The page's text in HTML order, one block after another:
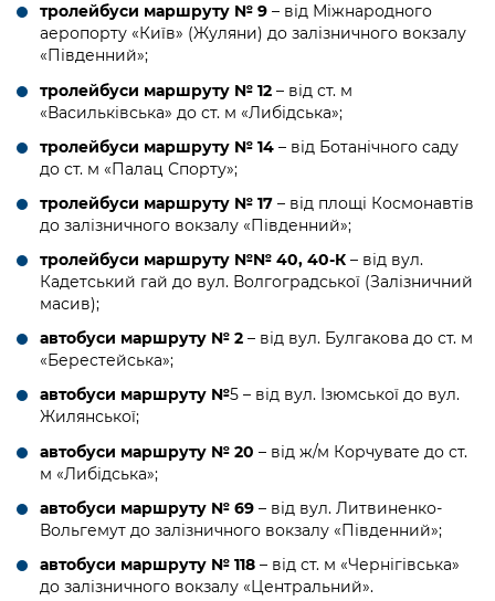
тролейбуси маршруту № 9 – від Міжнародного
аеропорту «Київ» (Жуляни) до залізничного вокзалу
«Південний»;
тролейбуси маршруту № 12 – від ст. м
«Васильківська» до ст. м «Либідська»;
тролейбуси маршруту № 14 – від Ботанічного саду
до ст. м «Палац Спорту»;
тролейбуси маршруту № 17 – від площі Космонавтів
до залізничного вокзалу «Південний»;
тролейбуси маршруту №№ 40, 40-К – від вул.
Кадетський гай до вул. Волгоградської (Залізничний
масив);
автобуси маршруту № 2 – від вул. Булгакова до ст. м
«Берестейська»;
автобуси маршруту №5 – від вул. Ізюмської до вул.
Жилянської;
автобуси маршруту № 20 – від ж/м Корчувате до ст.
м «Либідська»;
автобуси маршруту № 69 – від вул. Литвиненко-
Вольгемут до залізничного вокзалу «Південний»;
автобуси маршруту № 118 – від ст. м «Чернігівська»
до залізничного вокзалу «Центральний».